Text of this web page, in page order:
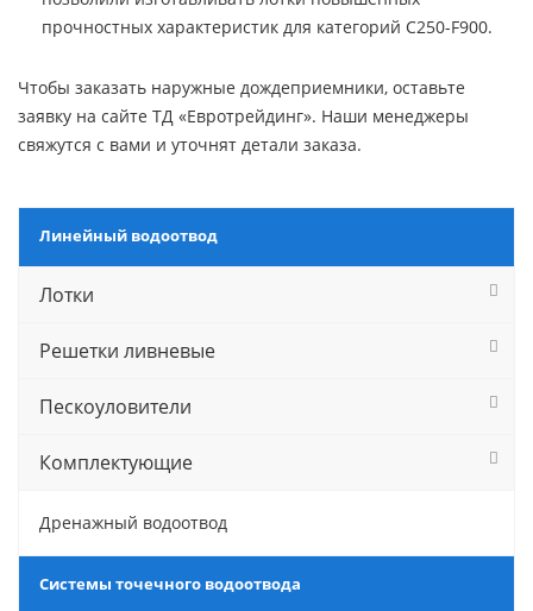
прочностных характеристик для категорий С250-F900.
Чтобы заказать наружные дождеприемники, оставьте
заявку на сайте ТД «Евротрейдинг». Наши менеджеры
свяжутся с вами и уточнят детали заказа.
Линейный водоотвод
Лотки
Решетки ливневые
Пескоуловители
Комплектующие
Дренажный водоотвод
Системы точечного водоотвода